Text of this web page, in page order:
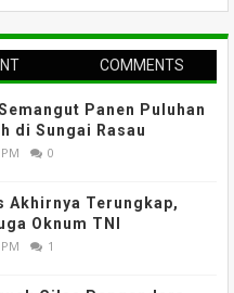
COMMENTS
Panen Puluhan
di Sungai Rasau
0
Akhirnya Terungkap,
Oknum TNI
1